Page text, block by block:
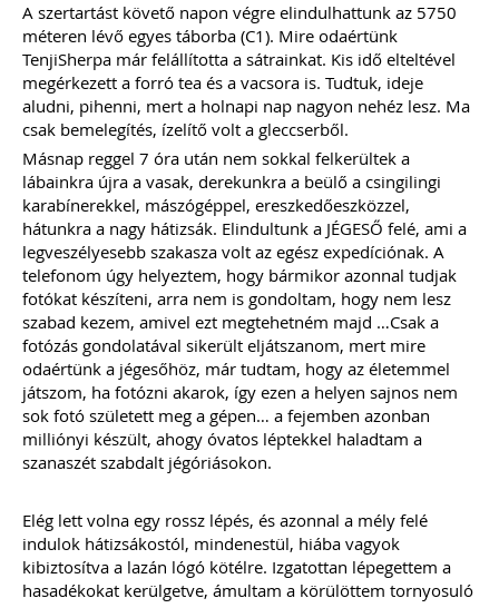
A szertartást követő napon végre elindulhattunk az 5750
méteren lévő egyes táborba (C1). Mire odaértünk
TenjiSherpa már felállította a sátrainkat. Kis idő elteltével
megérkezett a forró tea és a vacsora is. Tudtuk, ideje
aludni, pihenni, mert a holnapi nap nagyon nehéz lesz. Ma
csak bemelegítés, ízelítő volt a gleccserből.
Másnap reggel 7 óra után nem sokkal felkerültek a
lábainkra újra a vasak, derekunkra a beülő a csingilingi
karabínerekkel, mászógéppel, ereszkedőeszközzel,
hátunkra a nagy hátizsák. Elindultunk a JÉGESŐ felé, ami a
legveszélyesebb szakasza volt az egész expedíciónak. A
telefonom úgy helyeztem, hogy bármikor azonnal tudjak
fotókat készíteni, arra nem is gondoltam, hogy nem lesz
szabad kezem, amivel ezt megtehetném majd …Csak a
fotózás gondolatával sikerült eljátszanom, mert mire
odaértünk a jégesőhöz, már tudtam, hogy az életemmel
játszom, ha fotózni akarok, így ezen a helyen sajnos nem
sok fotó született meg a gépen… a fejemben azonban
milliónyi készült, ahogy óvatos léptekkel haladtam a
szanaszét szabdalt jégóriásokon.
Elég lett volna egy rossz lépés, és azonnal a mély felé
indulok hátizsákostól, mindenestül, hiába vagyok
kibiztosítva a lazán lógó kötélre. Izgatottan lépegettem a
hasadékokat kerülgetve, ámultam a körülöttem tornyosuló